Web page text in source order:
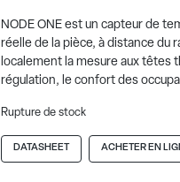
NODE ONE est un capteur de
réelle de la pièce, à distance du
localement la mesure aux têtes
régulation, le confort des
Rupture de stock
DATASHEET ACHETER EN